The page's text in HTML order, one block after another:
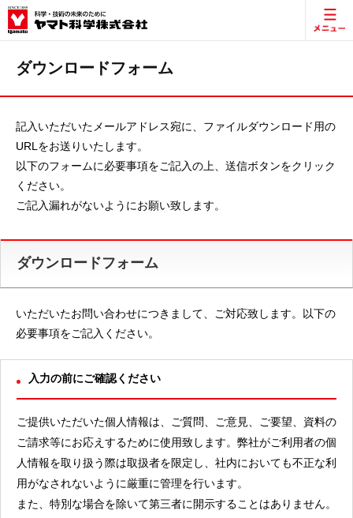
ダウンロードフォーム
記入いただいたメールアドレス宛に、ファイルダウンロード用の
URLをお送りいたします。
以下のフォームに必要事項をご記入の上、送信ボタンをクリック
ください。
ご記入漏れがないようにお願い致します。
ダウンロードフォーム
いただいたお問い合わせにつきまして、ご対応致します。以下の
必要事項をご記入ください。
入力の前にご確認ください
ご提供いただいた個人情報は、ご質問、ご意見、ご要望、資料の
ご請求等にお応えするために使用致します。弊社がご利用者の個
人情報を取り扱う際は取扱者を限定し、社内においても不正な利
用がなされないように厳重に管理を行います。
また、特別な場合を除いて第三者に開示することはありません。